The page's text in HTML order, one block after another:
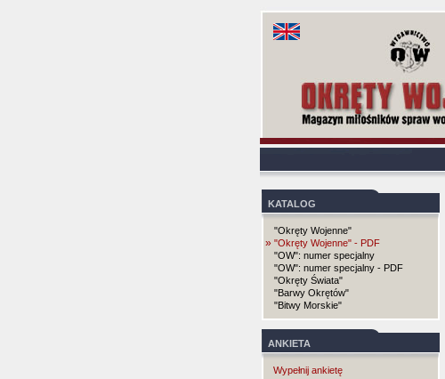
KATALOG
"Okręty Wojenne"
» "Okręty Wojenne" - PDF
"OW": numer specjalny
"OW": numer specjalny - PDF
"Okręty Świata"
"Barwy Okrętów"
"Bitwy Morskie"
ANKIETA
Wypełnij ankietę